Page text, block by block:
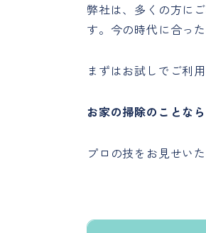
弊社は、多くの方に
す。今の時代に合っ
まずはお試しでご利
お家の掃除のことな
プロの技をお見せい